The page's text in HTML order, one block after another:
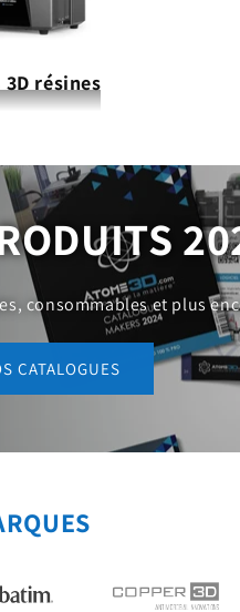
résines
consommables et plus
CATALOGUES